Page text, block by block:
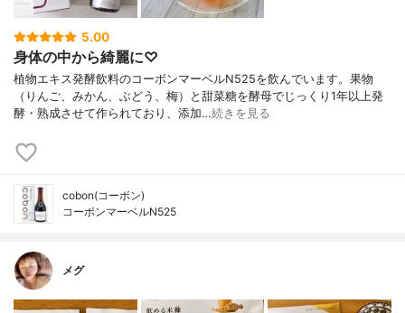
5.00
身体の中から綺麗に♡
植物エキス発酵飲料のコーボンマーベルN525を飲んでいます。果物
（りんご、みかん、ぶどう、梅）と甜菜糖を酵母でじっくり1年以上発
酵・熟成させて作られており、添加…続きを見る
cobon(コーボン)
コーボンマーベルN525
メグ